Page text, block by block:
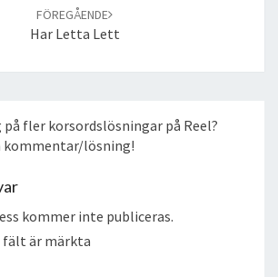
FÖREGÅENDE
Har Letta Lett
på fler korsordslösningar på Reel?
kommentar/lösning!
kommer inte publiceras.
är märkta